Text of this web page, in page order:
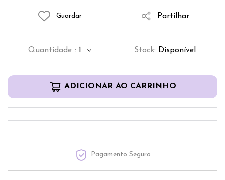
Guardar Partilhar
Quantidade : 1 Stock: Disponível
ADICIONAR AO CARRINHO
Pagamento Seguro